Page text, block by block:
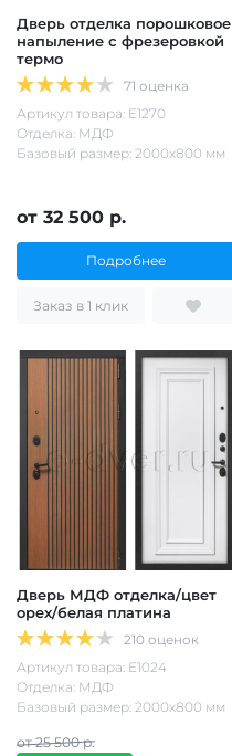
Дверь отделка порошковое
напыление с фрезеровкой
термо
71 оценка
Артикул товара: Е1270
Отделка: МДФ
Базовый размер: 2000х800 мм
от 32 500 р.
Подробнее
Заказ в 1 клик
Дверь МДФ отделка/цвет
орех/белая платина
210 оценок
Артикул товара: Е1024
Отделка: МДФ
Базовый размер: 2000х800 мм
от 25 500 р.